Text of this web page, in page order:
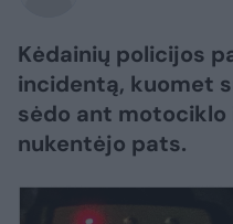
Kėdainių policijos
incidentą, kuomet
sėdo ant motociklo
nukentėjo pats.